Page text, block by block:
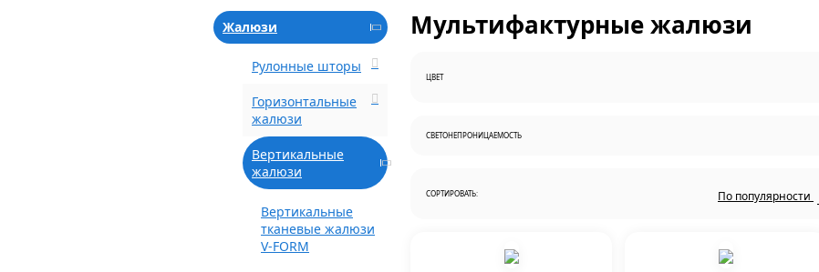
Жалюзи
Рулонные шторы
Горизонтальные
жалюзи
Вертикальные
жалюзи
Вертикальные
тканевые жалюзи
V-FORM
Мультифактурные жалюзи
ЦВЕТ
СВЕТОНЕПРОНИЦАЕМОСТЬ
СОРТИРОВАТЬ: По популярности